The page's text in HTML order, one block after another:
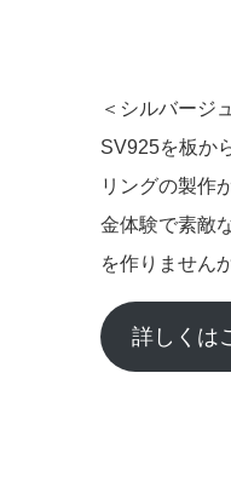
＜シルバージ
SV925を板か
リングの製作
金体験で素敵
を作りません
詳しくは